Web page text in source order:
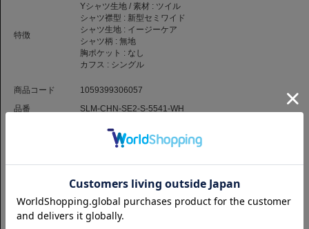
特徴
Yシャツ生地 / 素材 : ツイル
シャツ襟型 : 新型セミワイド
シャツ生地 : イージーケア
シャツ柄 : 無地
胸ポケット : なし
カフス : シングル
商品コード
1059399306057
品番
SLM-CHN-SE2-S-5541-WH
（お問い合わせの際には、上記商品コードをお伝え下さい。）
サイズ表記 肩巾 バスト ウエスト 裾まわり 着丈
裄丈
42.8cm 103.5cm